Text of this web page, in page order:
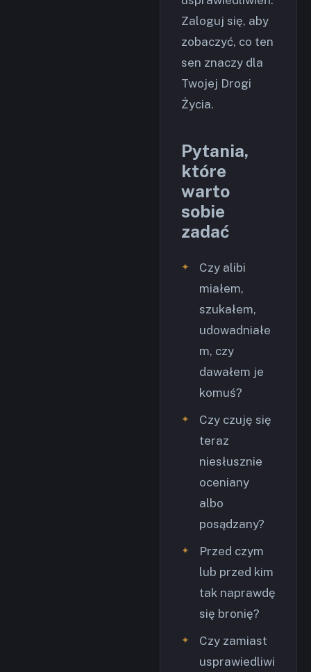
Zaloguj się, aby
zobaczyć, co ten
sen znaczy dla
Twojej Drogi
Życia.
Pytania,
które
warto
sobie
zadać
Czy alibi
miałem,
szukałem,
udowadniałe
m, czy
dawałem je
komuś?
Czy czuję się
teraz
niesłusznie
oceniany
albo
posądzany?
Przed czym
lub przed kim
tak naprawdę
się bronię?
Czy zamiast
usprawiedliwi